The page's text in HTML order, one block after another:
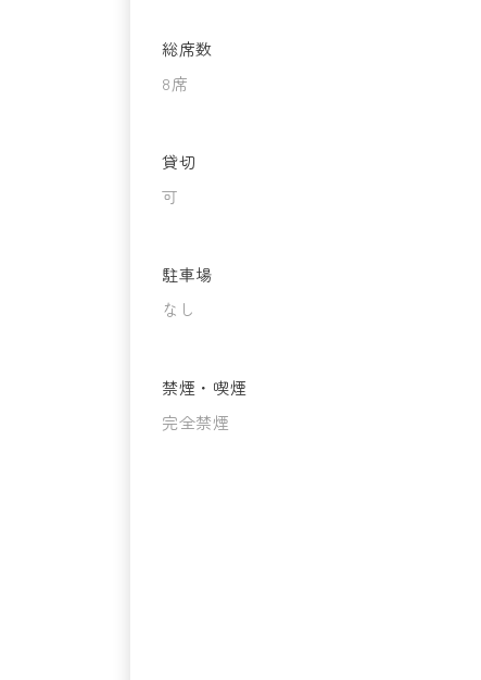
総席数
8席
貸切
可
駐車場
なし
禁煙・喫煙
完全禁煙